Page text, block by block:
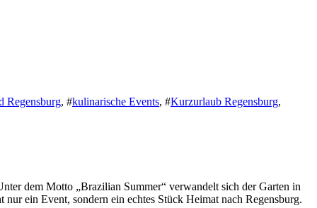
Regensburg, #kulinarische Events, #Kurzurlaub Regensburg,
dem Motto „Brazilian Summer“ verwandelt sich der Garten in
ein Event, sondern ein echtes Stück Heimat nach Regensburg.